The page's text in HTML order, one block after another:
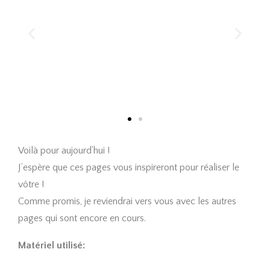
Voilà pour aujourd’hui !
J’espère que ces pages vous inspireront pour réaliser le
vôtre !
Comme promis, je reviendrai vers vous avec les autres
pages qui sont encore en cours.
Matériel utilisé: